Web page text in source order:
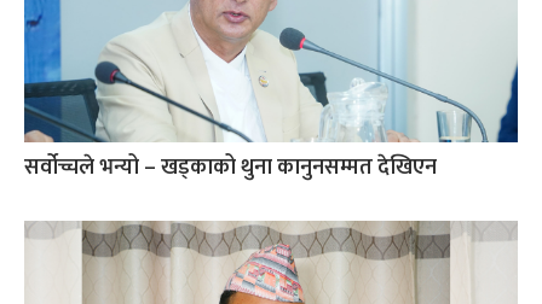
सर्वोच्चले भन्यो – खड्काको थुना कानुनसम्मत देखिएन